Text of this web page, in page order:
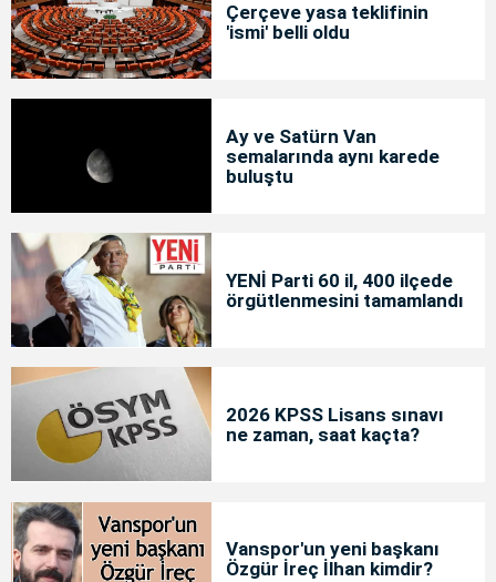
Çerçeve yasa teklifinin
'ismi' belli oldu
Ay ve Satürn Van
semalarında aynı karede
buluştu
YENİ Parti 60 il, 400 ilçede
örgütlenmesini tamamlandı
2026 KPSS Lisans sınavı
ne zaman, saat kaçta?
Vanspor'un yeni başkanı
Özgür İreç İlhan kimdir?